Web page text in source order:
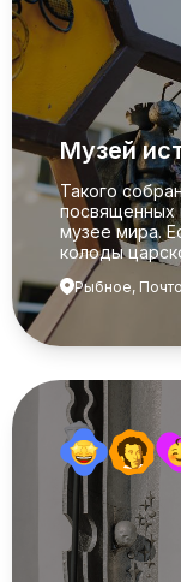
Музей
Такого
посвященных
музее мира.
колоды
Рыбное,